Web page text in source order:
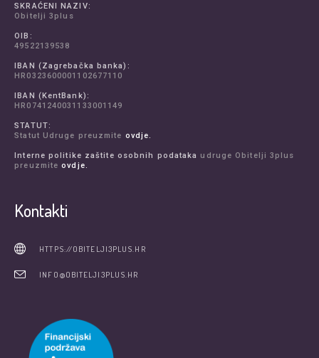
SKRAĆENI NAZIV:
Obitelji 3plus
OIB:
49522139538
IBAN (Zagrebačka banka):
HR0323600001102677110
IBAN (KentBank):
HR0741240031133001149
STATUT:
Statut Udruge preuzmite ovdje.
Interne politike zaštite osobnih podataka udruge Obitelji 3plus
preuzmiteovdje.
Kontakti
HTTPS://OBITELJI3PLUS.HR
INFO@OBITELJI3PLUS.HR